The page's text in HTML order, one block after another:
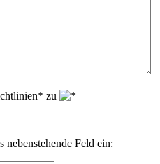
zu
nebenstehende Feld ein: